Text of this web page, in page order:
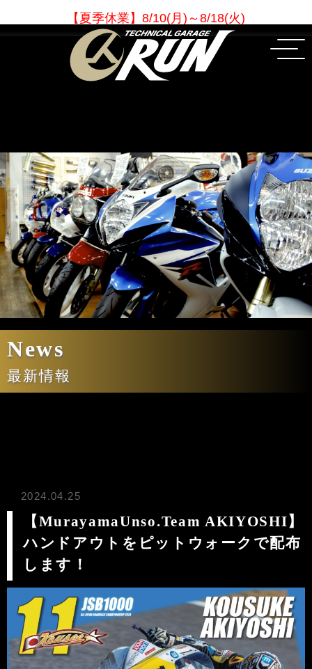
【夏季休業 】 8/10(月)～8/18(火)
News
最新情報
2024.04.25
【MurayamaUnso.Team AKIYOSHI】
ハンドアウトをピットウォークで配布
します！